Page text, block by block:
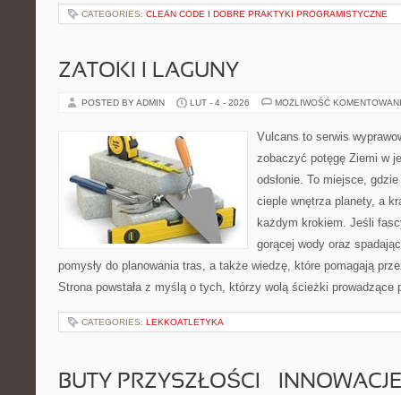
CATEGORIES: CLEAN CODE I DOBRE PRAKTYKI PROGRAMISTYCZNE
ZATOKI I LAGUNY
POSTED BY ADMIN LUT - 4 - 2026 MOŻLIWOŚĆ
Vulcans to serwis
zobaczyć potęgę Ziemi w
odsłonie. To miejsce,
cieple wnętrza planety, a
każdym krokiem. Jeśli
gorącej wody oraz
pomysły do planowania tras, a także wiedzę, które pomagają
Strona powstała z myślą o tych, którzy wolą ścieżki
CATEGORIES: LEKKOATLETYKA
BUTY PRZYSZŁOŚCI – INNOWACJE